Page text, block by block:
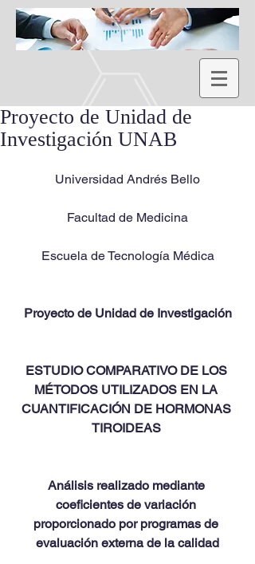
Proyecto de Unidad de
Investigación UNAB
Universidad Andrés Bello
Facultad de Medicina
Escuela de Tecnología Médica
Proyecto de Unidad de Investigación
ESTUDIO COMPARATIVO DE LOS
MÉTODOS UTILIZADOS EN LA
CUANTIFICACIÓN DE HORMONAS
TIROIDEAS
Análisis realizado mediante
coeficientes de variación
proporcionado por programas de
evaluación externa de la calidad